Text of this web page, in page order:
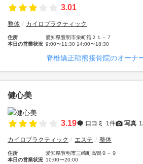
3.01
整体 カイロプラクティック
住所
愛知県豊明市栄町舘２１－７
本日の営業状況 9:00〜11:30 14:00〜18:30
脊椎矯正稲熊接骨院のオーナ
健心美
3.19 口コミ 1件 写真
カイロプラクティック エステ 整体
住所
愛知県豊明市三崎町高鴨９－９
本日の営業状況 10:00〜20:00